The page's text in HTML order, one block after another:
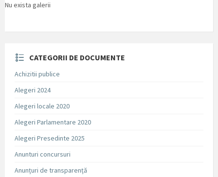
Nu exista galerii
CATEGORII DE DOCUMENTE
Achizitii publice
Alegeri 2024
Alegeri locale 2020
Alegeri Parlamentare 2020
Alegeri Presedinte 2025
Anunturi concursuri
Anunțuri de transparență